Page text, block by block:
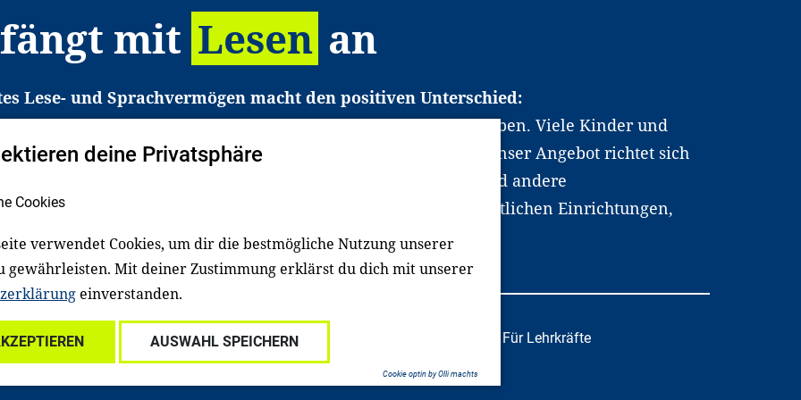
mit Lesen an
Lese- und Sprachvermögen macht den positiven Unterschied:
den Zugang zu Bildung und einem erfolgreichen Berufsleben. Viele Kinder und
in Deutschland haben aber große Schwierigkeiten dabei. Unser Angebot richtet sich
gezielt an Familien sowie an Erzieher*innen, Lehrer*innen und andere
Dafür arbeiten wir eng mit Ministerien, wissenschaftlichen Einrichtungen,
Unternehmen und anderen Stiftungen zusammen.
Über uns Spenden Für Familien
Für Lehrkräfte
Einrichtungen
Für freiwillig Engagierte
deine Privatsphäre
Cookies
verwendet Cookies, um dir die bestmögliche Nutzung unserer
gewährleisten. Mit deiner Zustimmung erklärst du dich mit unserer
einverstanden.
AUSWAHL SPEICHERN
Cookie optin by Olli machts